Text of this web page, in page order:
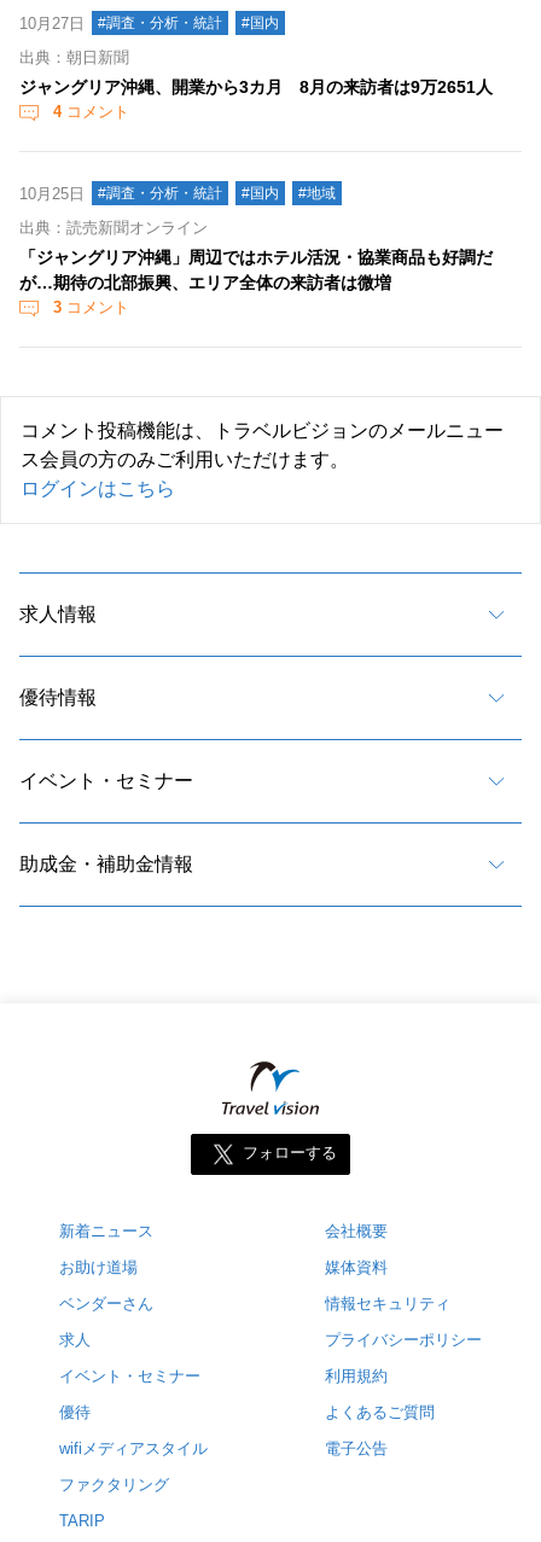
10月27日 #調査・分析・統計 #国内
出典：朝日新聞
ジャングリア沖縄、開業から3カ月 8月の来訪者は9万2651人
4コメント
10月25日 #調査・分析・統計 #国内 #地域
出典：読売新聞オンライン
「ジャングリア沖縄」周辺ではホテル活況・協業商品も好調だ
が…期待の北部振興、エリア全体の来訪者は微増
3 コメント
コメント投稿機能は、トラベルビジョンのメールニュー
ス会員の方のみご利用いただけます。
ログインはこちら
求人情報
優待情報
イベント・セミナー
助成金・補助金情報
フォローする
新着ニュース
お助け道場
ベンダーさん
求人
イベント・セミナー
優待
wifiメディアスタイル
ファクタリング
TARIP
会社概要
媒体資料
情報セキュリティ
プライバシーポリシー
利用規約
よくあるご質問
電子公告